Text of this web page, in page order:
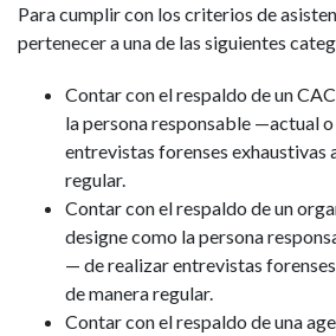
Para cumplir con los criterios de
pertenecer a una de las siguientes
Contar con el respaldo de un
la persona responsable —actual
entrevistas forenses exhaustivas
regular.
Contar con el respaldo de un
designe como la persona
— de realizar entrevistas
de manera regular.
Contar con el respaldo de una